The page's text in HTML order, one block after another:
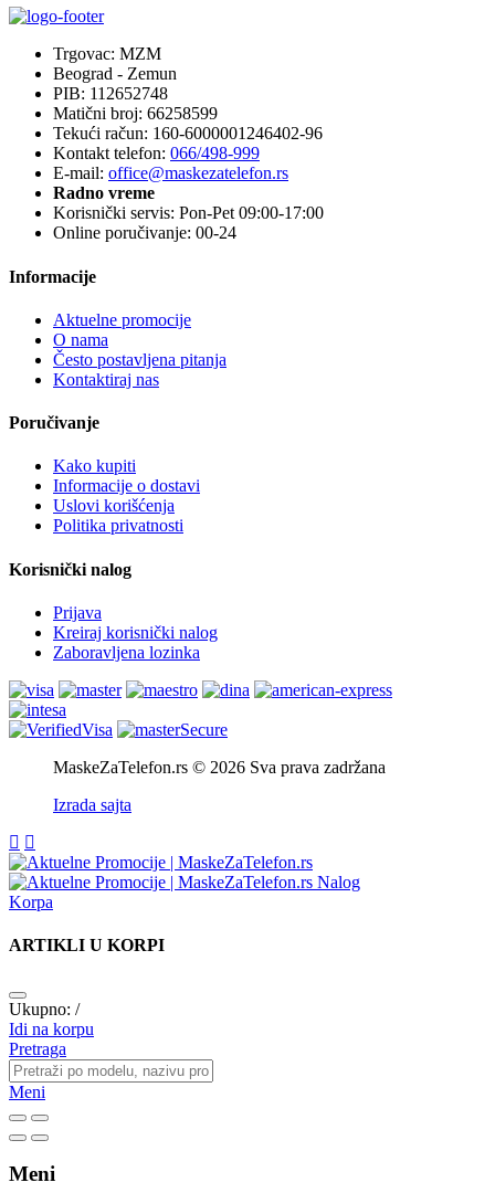
Trgovac: MZM
Beograd - Zemun
PIB: 112652748
Matični broj: 66258599
Tekući račun: 160-6000001246402-96
Kontakt telefon: 066/498-999
E-mail: office@maskezatelefon.rs
Radno vreme
Korisnički servis: Pon-Pet 09:00-17:00
Online poručivanje: 00-24
Informacije
Aktuelne promocije
O nama
Često postavljena pitanja
Kontaktiraj nas
Poručivanje
Kako kupiti
Informacije o dostavi
Uslovi korišćenja
Politika privatnosti
Korisnički nalog
Prijava
Kreiraj korisnički nalog
Zaboravljena lozinka
MaskeZaTelefon.rs © 2026 Sva prava zadržana
Izrada sajta
Nalog
Korpa
ARTIKLI U KORPI
Ukupno: /
Idi na korpu
Pretraga
Meni
Meni